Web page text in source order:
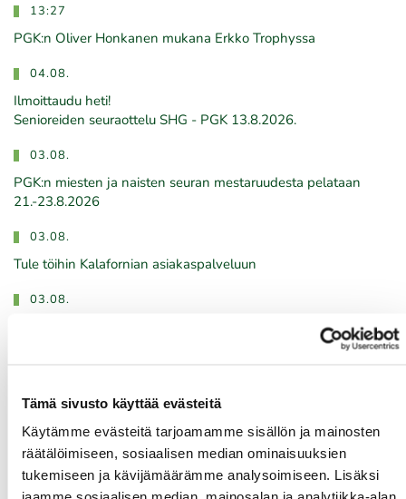
Tämä sivusto käyttää evästeitä
Käytämme evästeitä tarjoamamme sisällön ja mainosten
räätälöimiseen, sosiaalisen median ominaisuuksien
tukemiseen ja kävijämäärämme analysoimiseen. Lisäksi
13:27
PGK:n Oliver Honkanen mukana Erkko Trophyssa
04.08.
Ilmoittaudu heti!
​​​​​​​Senioreiden seuraottelu SHG - PGK 13.8.2026.
03.08.
PGK:n miesten ja naisten seuran mestaruudesta pelataan
21.-23.8.2026
03.08.
Tule töihin Kalafornian asiakaspalveluun
03.08.
Tulevat tapahtumat
08.08.
IKH Milwaukee Open